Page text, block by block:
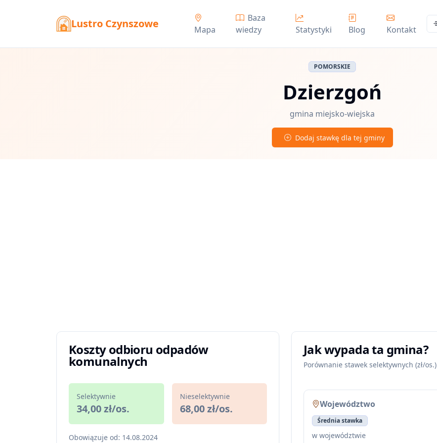
Lustro Czynszowe Mapa
Baza
wiedzy
Statystyki Blog Kontakt
POMORSKIE
Dzierzgoń
gmina miejsko-wiejska
Dodaj stawkę dla tej gminy
Koszty odbioru odpadów
komunalnych
Selektywnie
34,00 zł/os.
Nieselektywnie
68,00 zł/os.
Obowiązuje od: 14.08.2024
Jak wypada ta gmina?
Porównanie stawek selektywnych (zł/os.)
Województwo
Średnia stawka
w województwie